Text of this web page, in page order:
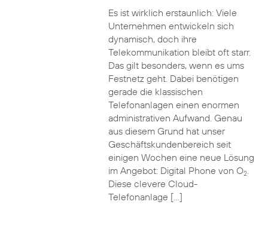
Es ist wirklich erstaunlich: Viele
Unternehmen entwickeln sich
dynamisch, doch ihre
Telekommunikation bleibt oft starr.
Das gilt besonders, wenn es ums
Festnetz geht. Dabei benötigen
gerade die klassischen
Telefonanlagen einen enormen
administrativen Aufwand. Genau
aus diesem Grund hat unser
Geschäftskundenbereich seit
einigen Wochen eine neue Lösung
im Angebot: Digital Phone von O2.
Diese clevere Cloud-
Telefonanlage […]